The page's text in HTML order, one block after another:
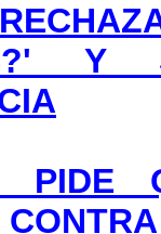
Y
PIDE